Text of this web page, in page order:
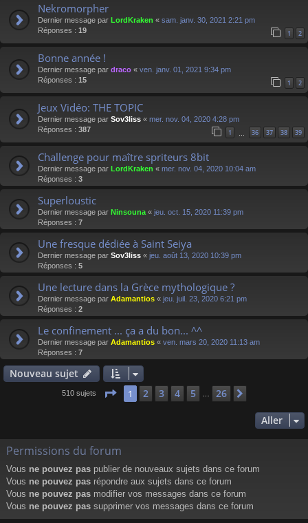
Nekromorpher
Dernier message par LordKraken « sam. janv. 30, 2021 2:21 pm
Réponses : 19 1 2
Bonne année !
Dernier message par draco « ven. janv. 01, 2021 9:34 pm
Réponses : 15 1 2
Jeux Vidéo: THE TOPIC
Dernier message par Sov3liss « mer. nov. 04, 2020 4:28 pm
Réponses : 387 1 … 36 37 38 39
Challenge pour maître spriteurs 8bit
Dernier message par LordKraken « mer. nov. 04, 2020 10:04 am
Réponses : 3
Superloustic
Dernier message par Ninsouna « jeu. oct. 15, 2020 11:39 pm
Réponses : 7
Une fresque dédiée à Saint Seiya
Dernier message par Sov3liss « jeu. août 13, 2020 10:39 pm
Réponses : 5
Une lecture dans la Grèce mythologique ?
Dernier message par Adamantios « jeu. juil. 23, 2020 6:21 pm
Réponses : 2
Le confinement ... ça a du bon... ^^
Dernier message par Adamantios « ven. mars 20, 2020 11:13 am
Réponses : 7
Nouveau sujet
510 sujets Page 1sur 26
1 2 3 4 5 26
Aller
Permissions du forum
Vous ne pouvez pas publier de nouveaux sujets dans ce forum
Vous ne pouvez pas répondre aux sujets dans ce forum
Vous ne pouvez pas modifier vos messages dans ce forum
Vous ne pouvez pas supprimer vos messages dans ce forum